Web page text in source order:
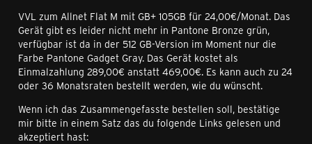
VVL zum Allnet Flat M mit GB+ 105GB für 24,00€/Monat. Das
Gerät gibt es leider nicht mehr in Pantone Bronze grün,
verfügbar ist da in der 512 GB-Version im Moment nur die
Farbe Pantone Gadget Gray. Das Gerät kostet als
Einmalzahlung 289,00€ anstatt 469,00€. Es kann auch zu 24
oder 36 Monatsraten bestellt werden, wie du wünscht.
Wenn ich das Zusammengefasste bestellen soll, bestätige
mir bitte in einem Satz das du folgende Links gelesen und
akzeptiert hast: